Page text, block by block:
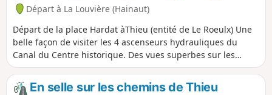
Départ à La Louvière (Hainaut)
Départ de la place Hardat àThieu (entité de Le Roeulx) Une
belle façon de visiter les 4 ascenseurs hydrauliques du
Canal du Centre historique. Des vues superbes sur les
paysages de l'entité.
En selle sur les chemins de Thieu